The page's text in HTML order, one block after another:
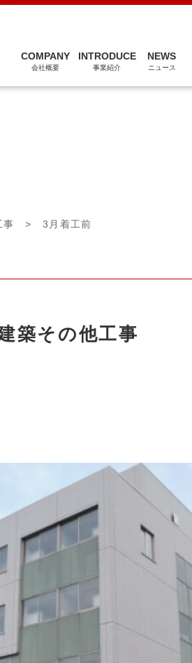
COMPANY
会社概要
INTRODUCE
事業紹介
NEWS
ニュース
事 > 3月着工前
築その他工事